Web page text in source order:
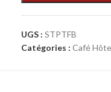
UGS : STPTFB
Catégories : Café